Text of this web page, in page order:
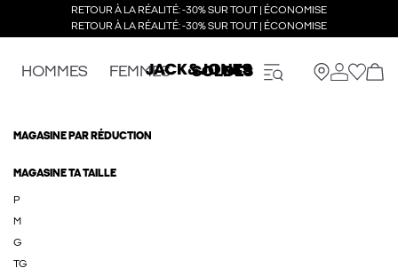
RETOUR À LA RÉALITÉ: -30% SUR TOUT | ÉCONOMISE
RETOUR À LA RÉALITÉ: -30% SUR TOUT | ÉCONOMISE
HOMMES FEMMES SOLDES
MAGASINE PAR RÉDUCTION
MAGASINE TA TAILLE
P
M
G
TG